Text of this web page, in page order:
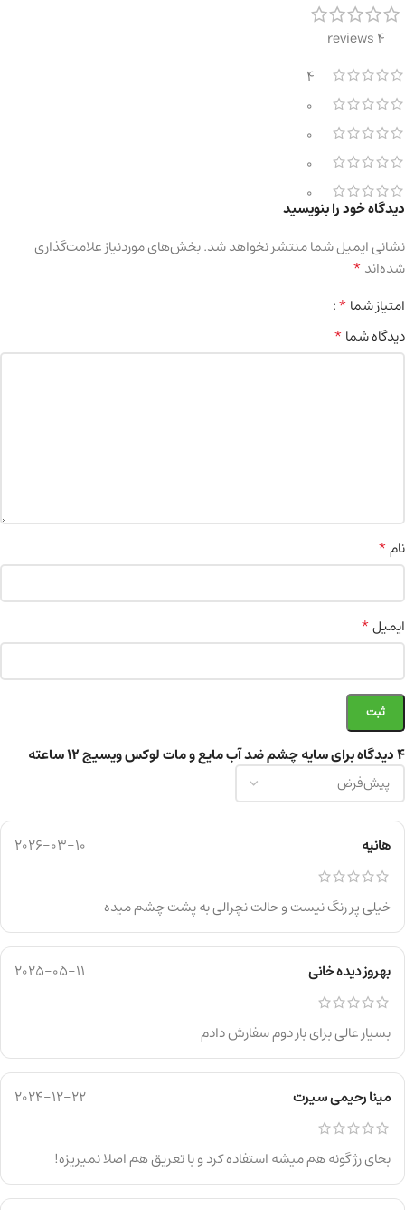
4 reviews
4
0
0
0
0
4 دیدگاه برای سایه چشم ضد آب مایع و مات لوکس ویسیج 12 ساعته
هانیه 2026-03-10
خیلی پر رنگ نیست و حالت نچرالی به پشت چشم میده
بهروز دیده خانی 2025-05-11
بسیار عالی برای بار دوم سفارش دادم
مینا رحیمی سیرت 2024-12-22
بحای رژ گونه هم میشه استفاده کرد و با تعریق هم اصلا نمیریزه!
دیدگاه خود را بنویسید
نشانی ایمیل شما منتشر نخواهد شد.بخش‌های موردنیاز علامت‌گذاری
شده‌اند*
امتیاز شما*
دیدگاه شما*
نام*
ایمیل*